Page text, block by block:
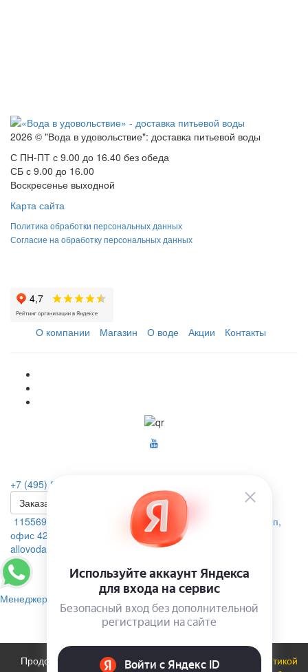
2026 © "Вода в удовольствие": доставка питьевой воды
С ПН-ПТ с 9.00 до 16.40 без обеда
СБ с 9.00 до 16.00
Воскресенье выходной
Карта сайта
Политика обработки персональных данных
Согласие на обработку персональных данных
О компании Магазин О воде Акции Контакты
+7 (495) 223-46-26
Заказать звонок
115569, г. Москва, ул.Домодедовская. д.4 помещение 19п,
офис 42А
allovoda@mail.ru
Менеджер
Продолжая использовать сайт, вы соглашаетесь с
политикой